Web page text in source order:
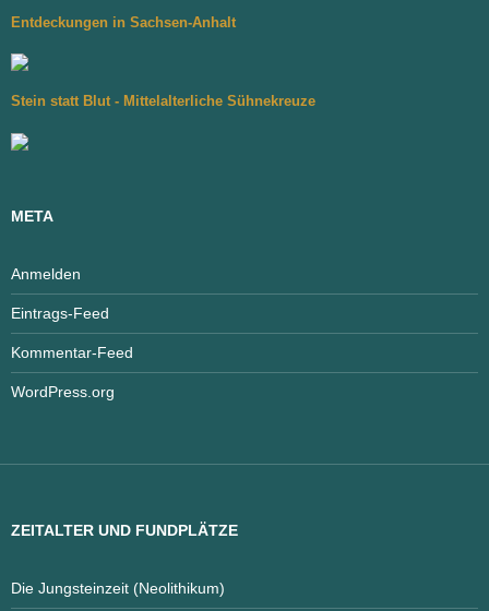
Entdeckungen in Sachsen-Anhalt
Stein statt Blut - Mittelalterliche Sühnekreuze
META
Anmelden
Eintrags-Feed
Kommentar-Feed
WordPress.org
ZEITALTER UND FUNDPLÄTZE
Die Jungsteinzeit (Neolithikum)